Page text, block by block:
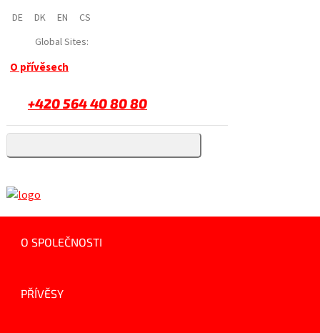
DE DK EN
CS
Global Sites:
O přívěsech
+420 564 40 80 80
O SPOLEČNOSTI
PŘÍVĚSY